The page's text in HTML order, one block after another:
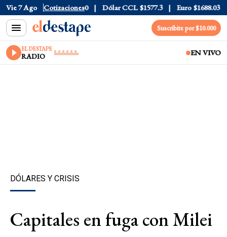
Vie 7 Ago Cotizaciones
Dólar Blue $1530 Dólar CCL $1577.3 Euro $1688.03
Suscribite por $10.000
EL DESTAPE
RADIO EN VIVO
DÓLARES Y CRISIS
Capitales en fuga con Milei